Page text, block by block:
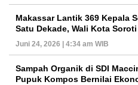
Makassar Lantik 369 Kepala
Satu Dekade, Wali Kota
Juni 24, 2026 | 4:34 am WIB
Sampah Organik di SDI
Pupuk Kompos Bernilai